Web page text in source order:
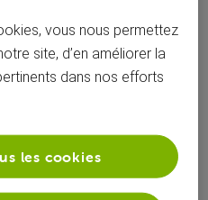
facture en version papier.
numéro de client est dans
vous nous permettez
site, d’en améliorer la
dans nos efforts
les cookies